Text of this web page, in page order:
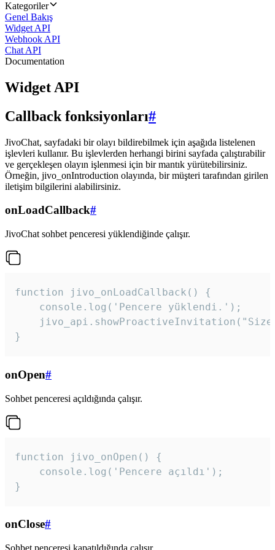
Kategoriler
Genel Bakış
Widget API
Webhook API
Chat API
Documentation
Widget API
Callback fonksiyonları#
JivoChat, sayfadaki bir olayı bildirebilmek için aşağıda listelenen
işlevleri kullanır. Bu işlevlerden herhangi birini sayfada çalıştırabilir
ve gerçekleşen olayın işlenmesi için bir mantık yürütebilirsiniz.
Örneğin, jivo_onIntroduction olayında, bir müşteri tarafından girilen
iletişim bilgilerini alabilirsiniz.
onLoadCallback#
JivoChat sohbet penceresi yüklendiğinde çalışır.
function jivo_onLoadCallback() {
    console.log('Pencere yüklendi.');
}
onOpen#
Sohbet penceresi açıldığında çalışır.
function jivo_onOpen() {
    console.log('Pencere açıldı');
}
onClose#
Sohbet penceresi kapatıldığında çalışır.